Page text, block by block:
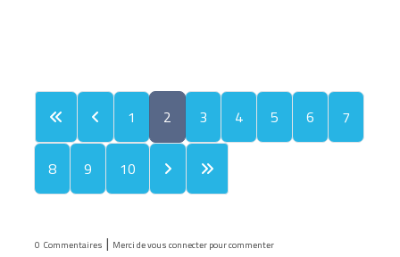
1 2 3 4 5 6
7
8
9 10
0 Commentaires | Merci de vous connecter pour commenter